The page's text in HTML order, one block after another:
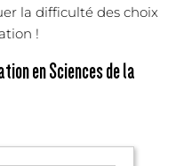
la difficulté des choix
!
en Sciences de la